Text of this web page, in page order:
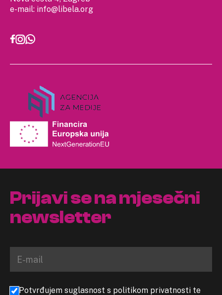
e-mail: info@libela.org
Prijavi se na mjesečni
newsletter
Potvrđujem suglasnost s politikom privatnosti te